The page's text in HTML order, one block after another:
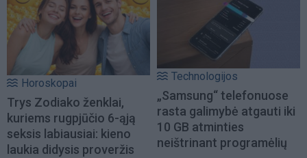
Horoskopai
Trys Zodiako ženklai,
kuriems rugpjūčio 6-ąją
seksis labiausiai: kieno
laukia didysis proveržis
Technologijos
„Samsung“ telefonuose
rasta galimybė atgauti iki
10 GB atminties
neištrinant programėlių